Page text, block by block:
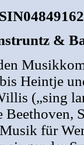
&
Heintje
(„sing
Beethoven,
für